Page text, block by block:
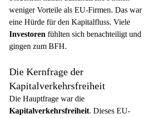
weniger Vorteile als EU-Firmen. Das war
eine Hürde für den Kapitalfluss. Viele
Investoren fühlten sich benachteiligt und
gingen zum BFH.
Die Kernfrage der
Kapitalverkehrsfreiheit
Die Hauptfrage war die
Kapitalverkehrsfreiheit. Dieses EU-